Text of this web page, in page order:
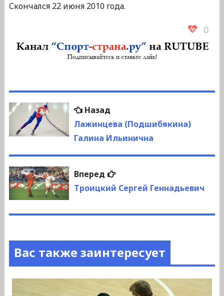
Скончался 22 июня 2010 года.
0
Навигация
по
НазадПредыдущая
запись:
Лажинцева (Подшибякина)
Галина Ильинична
Вперед
Следующая
запись:
Троицкий Сергей Геннадьевич
Вас также заинтересует